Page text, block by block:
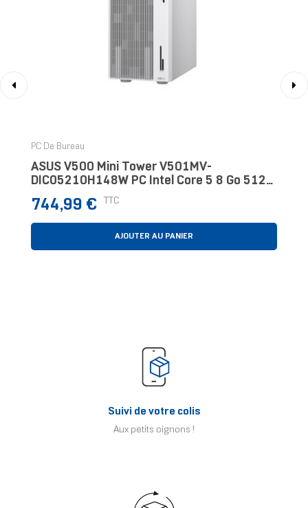
PC De Bureau
ASUS V500 Mini Tower V501MV-
DIC05210H148W PC Intel Core 5 8 Go 512
Go Windows 11 Home Blanc
Prix
744,99 € TTC
AJOUTER AU PANIER
Suivi de votre colis
Aux petits oignons !